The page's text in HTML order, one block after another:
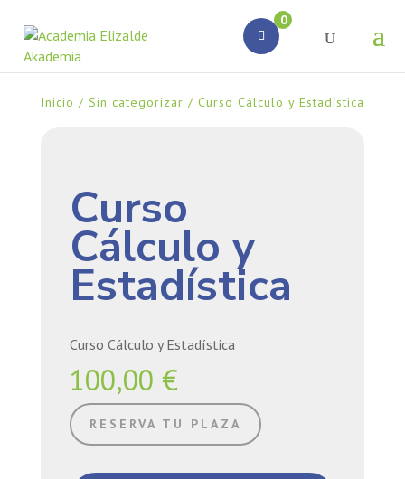
0
productos
Inicio / Sin categorizar / Curso Cálculo y Estadística
Curso
Cálculo y
Estadística
Curso Cálculo y Estadística
100,00 €
RESERVA TU PLAZA